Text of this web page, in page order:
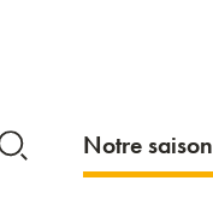
Notre saison